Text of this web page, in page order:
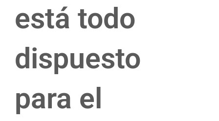
está todo
dispuesto
para el